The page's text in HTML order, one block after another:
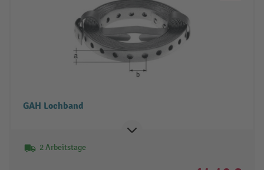
GAH Lochband
2 Arbeitstage